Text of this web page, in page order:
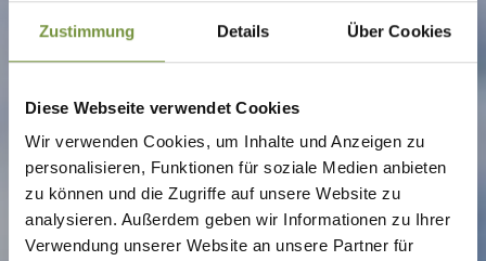
Zustimmung Details Über Cookies
Diese Webseite verwendet Cookies
Wir verwenden Cookies, um Inhalte und Anzeigen zu
personalisieren, Funktionen für soziale Medien anbieten
zu können und die Zugriffe auf unsere Website zu
analysieren. Außerdem geben wir Informationen zu Ihrer
Verwendung unserer Website an unsere Partner für